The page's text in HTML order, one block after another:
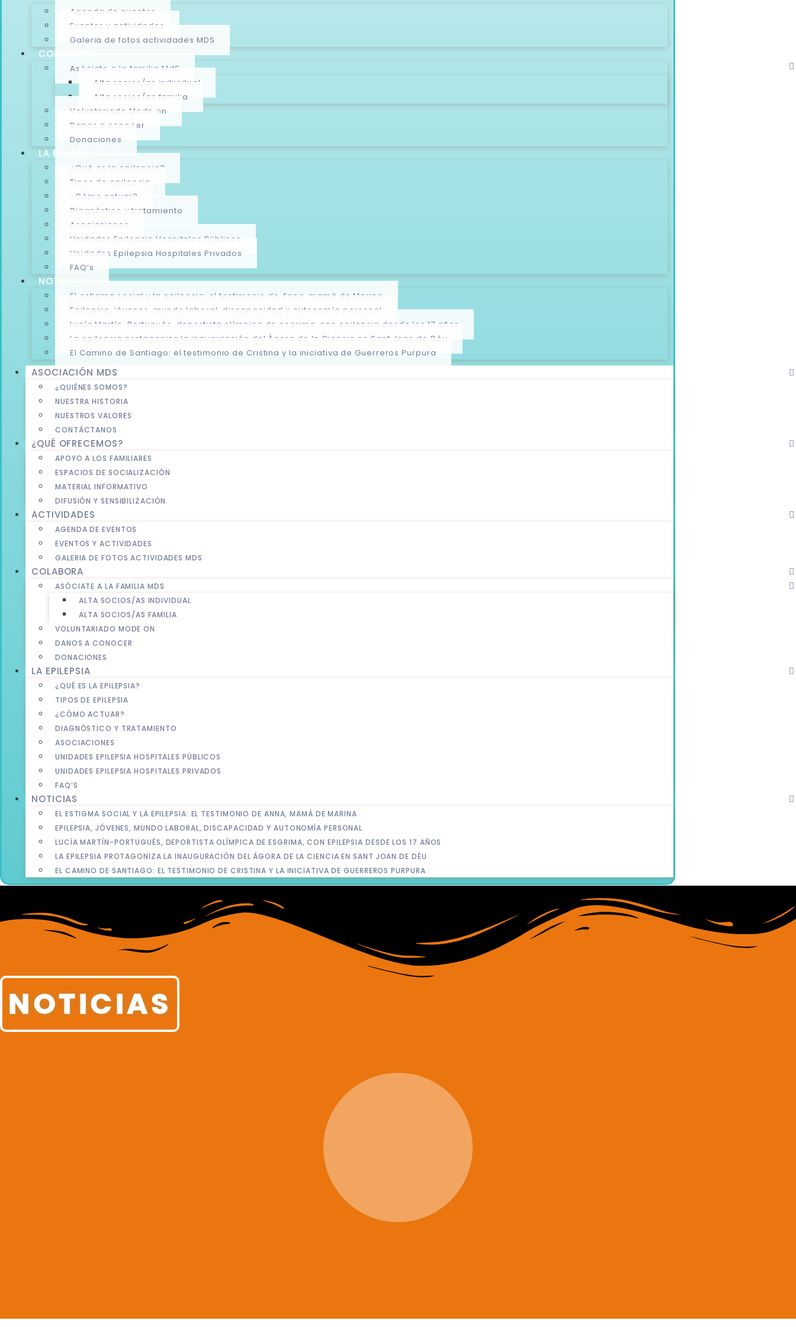
Agenda de eventos
Eventos y actividades
Galeria de fotos actividades MDS
COLABORA
Asóciate a la familia MdS
Alta socios/as individual
Alta socios/as familia
Voluntariado Mode on
Danos a conocer
Donaciones
LA EPILEPSIA
¿Qué es la epilepsia?
Tipos de epilepsia
¿Cómo actuar?
Diagnóstico y tratamiento
Asociaciones
Unidades Epilepsia Hospitales Públicos
Unidades Epilepsia Hospitales Privados
FAQ’s
NOTICIAS
El estigma social y la epilepsia: el testimonio de Anna, mamá de Marina
Epilepsia, jóvenes, mundo laboral, discapacidad y autonomía personal
Lucía Martín-Portugués, deportista olímpica de esgrima, con epilepsia desde los 17 años
La epilepsia protagoniza la inauguración del Ágora de la Ciencia en Sant Joan de Déu
El Camino de Santiago: el testimonio de Cristina y la iniciativa de Guerreros Purpura
ASOCIACIÓN MDS
¿QUIÉNES SOMOS?
NUESTRA HISTORIA
NUESTROS VALORES
CONTÁCTANOS
¿QUÉ OFRECEMOS?
APOYO A LOS FAMILIARES
ESPACIOS DE SOCIALIZACIÓN
MATERIAL INFORMATIVO
DIFUSIÓN Y SENSIBILIZACIÓN
ACTIVIDADES
AGENDA DE EVENTOS
EVENTOS Y ACTIVIDADES
GALERIA DE FOTOS ACTIVIDADES MDS
COLABORA
ASÓCIATE A LA FAMILIA MDS
ALTA SOCIOS/AS INDIVIDUAL
ALTA SOCIOS/AS FAMILIA
VOLUNTARIADO MODE ON
DANOS A CONOCER
DONACIONES
LA EPILEPSIA
¿QUÉ ES LA EPILEPSIA?
TIPOS DE EPILEPSIA
¿CÓMO ACTUAR?
DIAGNÓSTICO Y TRATAMIENTO
ASOCIACIONES
UNIDADES EPILEPSIA HOSPITALES PÚBLICOS
UNIDADES EPILEPSIA HOSPITALES PRIVADOS
FAQ’S
NOTICIAS
EL ESTIGMA SOCIAL Y LA EPILEPSIA: EL TESTIMONIO DE ANNA, MAMÁ DE MARINA
EPILEPSIA, JÓVENES, MUNDO LABORAL, DISCAPACIDAD Y AUTONOMÍA PERSONAL
LUCÍA MARTÍN-PORTUGUÉS, DEPORTISTA OLÍMPICA DE ESGRIMA, CON EPILEPSIA DESDE LOS 17 AÑOS
LA EPILEPSIA PROTAGONIZA LA INAUGURACIÓN DEL ÁGORA DE LA CIENCIA EN SANT JOAN DE DÉU
EL CAMINO DE SANTIAGO: EL TESTIMONIO DE CRISTINA Y LA INICIATIVA DE GUERREROS PURPURA
NOTICIAS